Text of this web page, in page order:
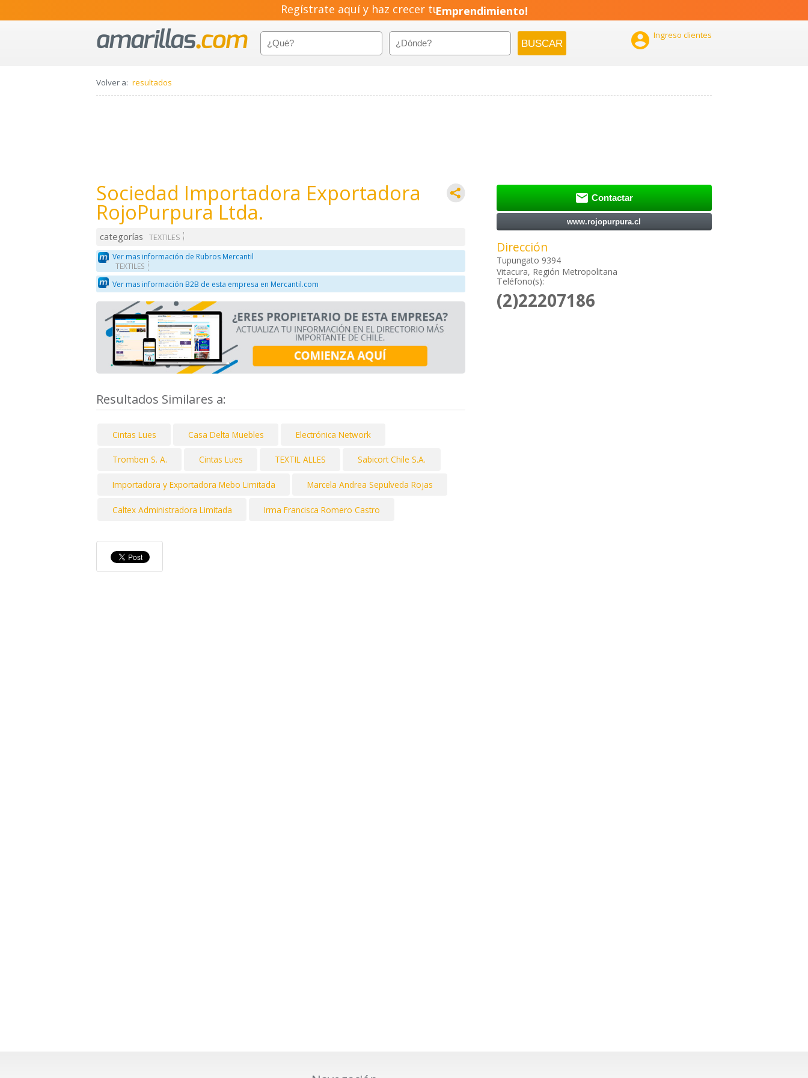
Regístrate aquí y haz crecer tuEmprendimiento!
 Ingreso clientes
Volver a: resultados
Sociedad Importadora Exportadora
RojoPurpura Ltda.
categorías
TEXTILES
Ver mas información de Rubros Mercantil
TEXTILES
Ver mas información B2B de esta empresa en Mercantil.com
Resultados Similares a:
Cintas Lues Casa Delta Muebles Electrónica Network
Tromben S. A. Cintas Lues TEXTIL ALLES Sabicort Chile S.A.
Importadora y Exportadora Mebo Limitada Marcela Andrea Sepulveda Rojas
Caltex Administradora Limitada Irma Francisca Romero Castro
 Contactar
www.rojopurpura.cl
Dirección
Tupungato 9394
Vitacura, Región Metropolitana
Teléfono(s):
(2)22207186